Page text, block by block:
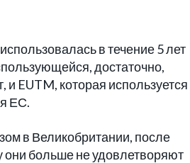
в течение 5 лет
достаточно,
EUTM, которая используется
ЕС.
в Великобритании, после
они больше не удовлетворяют